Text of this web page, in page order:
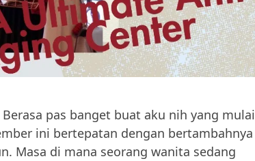
pas banget buat aku nih yang mulai
ini bertepatan dengan bertambahnya
Masa di mana seorang wanita sedang